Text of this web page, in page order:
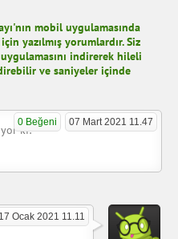
mobil uygulamasında
yazılmış yorumlardır. Siz
uygulamasını indirerek hileli
ve saniyeler içinde
07 Mart 2021 11.47
0 Beğeni
ki:
17 Ocak 2021 11.11